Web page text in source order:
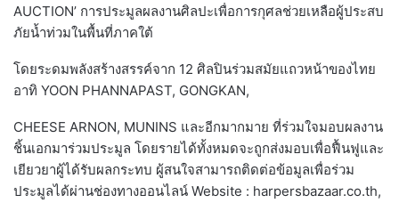
AUCTION’ การประมูลผลงานศิลปะเพื่อการกุศลช่วยเหลือผู้ประสบ
ภัยน้ำท่วมในพื้นที่ภาคใต้
โดยระดมพลังสร้างสรรค์จาก 12 ศิลปินร่วมสมัยแถวหน้าของไทย
อาทิ YOON PHANNAPAST, GONGKAN,
CHEESE ARNON, MUNINS และอีกมากมาย ที่ร่วมใจมอบผลงาน
ชิ้นเอกมาร่วมประมูล โดยรายได้ทั้งหมดจะถูกส่งมอบเพื่อฟื้นฟูและ
เยียวยาผู้ได้รับผลกระทบ ผู้สนใจสามารถติดต่อข้อมูลเพื่อร่วม
ประมูลได้ผ่านช่องทางออนไลน์ Website : harpersbazaar.co.th,